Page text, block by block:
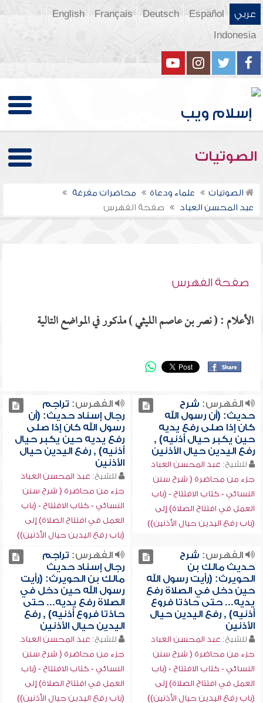
عربي Español
Deutsch
Français
English
Indonesia
الصوتيات
الصوتيات علماء ودعاة
محاضرات مفرغة
عبد المحسن العباد
صفحة الفهرس
صفحة الفهرس
الأعلام : ( نصر بن عاصم الليثي ) مذكور في المواضع التالية
الفهرس: شرح
حديث: (أن رسول الله
كان إذا صلى رفع يديه
حين يكبر حيال أذنيه) ,
رفع اليدين حيال الأذنين
للشيخ: عبد المحسن العباد
جزء من محاضرة ( شرح سنن
النسائي - كتاب الافتتاح - (باب
العمل في افتتاح الصلاة) إلى
(باب رفع اليدين حيال الأذنين))
الفهرس: تراجم
رجال إسناد حديث: (أن
رسول الله كان إذا صلى
رفع يديه حين يكبر حيال
أذنيه) , رفع اليدين حيال
الأذنين
للشيخ: عبد المحسن العباد
جزء من محاضرة ( شرح سنن
النسائي - كتاب الافتتاح - (باب
العمل في افتتاح الصلاة) إلى
(باب رفع اليدين حيال الأذنين))
الفهرس: شرح
حديث مالك بن
الحويرث: (رأيت رسول الله
حين دخل في الصلاة رفع
يديه... حتى حاذتا فروع
أذنيه) , رفع اليدين حيال
الأذنين
للشيخ: عبد المحسن العباد
جزء من محاضرة ( شرح سنن
النسائي - كتاب الافتتاح - (باب
العمل في افتتاح الصلاة) إلى
(باب رفع اليدين حيال الأذنين))
الفهرس: تراجم
رجال إسناد حديث
مالك بن الحويرث: (رأيت
رسول الله حين دخل في
الصلاة رفع يديه... حتى
حاذتا فروع أذنيه) , رفع
اليدين حيال الأذنين
للشيخ: عبد المحسن العباد
جزء من محاضرة ( شرح سنن
النسائي - كتاب الافتتاح - (باب
العمل في افتتاح الصلاة) إلى
(باب رفع اليدين حيال الأذنين))